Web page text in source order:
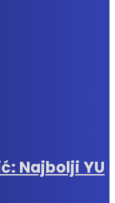
Najbolji YU